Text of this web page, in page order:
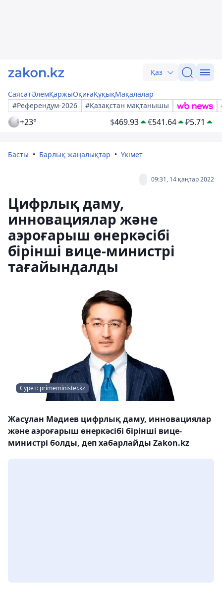
Қаз
СаясатӘлемҚаржыОқиғаҚұқықМақалалар
#Референдум-2026
#Қазақстан мақтанышы
+23° $469.93 €541.64 ₽5.71
Басты Барлық жаңалықтар Үкімет
09:31, 14 қаңтар 2022
Цифрлық даму,
инновациялар және
аэроғарыш өнеркәсібі
бірінші вице-министрі
тағайындалды
Сурет: primeminister.kz
Жасұлан Мәдиев цифрлық даму, инновациялар
және аэроғарыш өнеркәсібі бірінші вице-
министрі болды, деп хабарлайды Zakon.kz